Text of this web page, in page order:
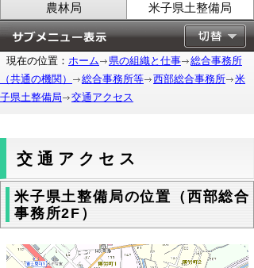
農林局
米子県土整備局
現在の位置： ホーム 県の組織と仕事
総合事務所
（共通の機関）
総合事務所等 西部総合事務所
米
子県土整備局
交通アクセス
交通アクセス
米子県土整備局の位置（西部総合
事務所2F）